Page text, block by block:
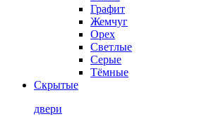
Графит
Жемчуг
Орех
Светлые
Серые
Тёмные
Скрытые
двери